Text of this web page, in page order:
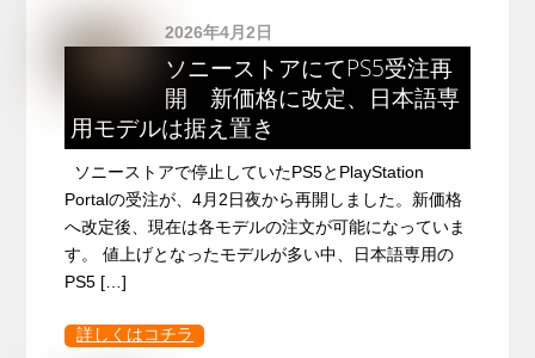
2026年4月2日
ソニーストアにてPS5受注再
開 新価格に改定、日本語専
用モデルは据え置き
ソニーストアで停止していたPS5とPlayStation
Portalの受注が、4月2日夜から再開しました。新価格
へ改定後、現在は各モデルの注文が可能になっていま
す。 値上げとなったモデルが多い中、日本語専用の
PS5 […]
詳しくはコチラ